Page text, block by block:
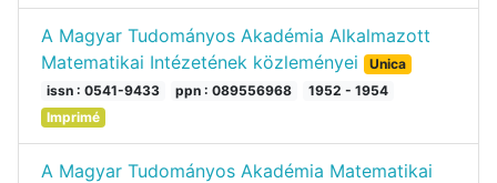
A Magyar Tudományos Akadémia Alkalmazott
Matematikai Intézetének közleményei
Unica
issn : 0541-9433
ppn : 089556968
1952 - 1954
Imprimé
A Magyar Tudományos Akadémia Matematikai